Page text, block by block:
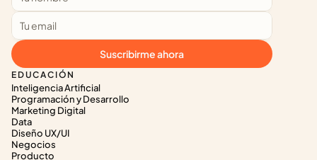
EDUCACIÓN
Inteligencia Artificial
Programación y Desarrollo
Marketing Digital
Data
Diseño UX/UI
Negocios
Producto
Suscribirme ahora